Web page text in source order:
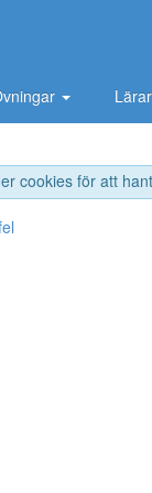
cookies för att